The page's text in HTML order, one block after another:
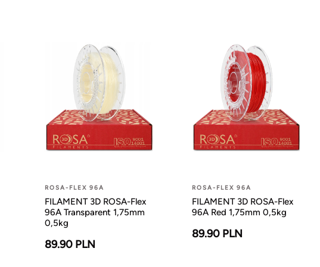
ROSA-FLEX 96A
FILAMENT 3D ROSA-Flex
96A Transparent 1,75mm
0,5kg
89.90 PLN
ROSA-FLEX 96A
FILAMENT 3D ROSA-Flex
96A Red 1,75mm 0,5kg
89.90 PLN